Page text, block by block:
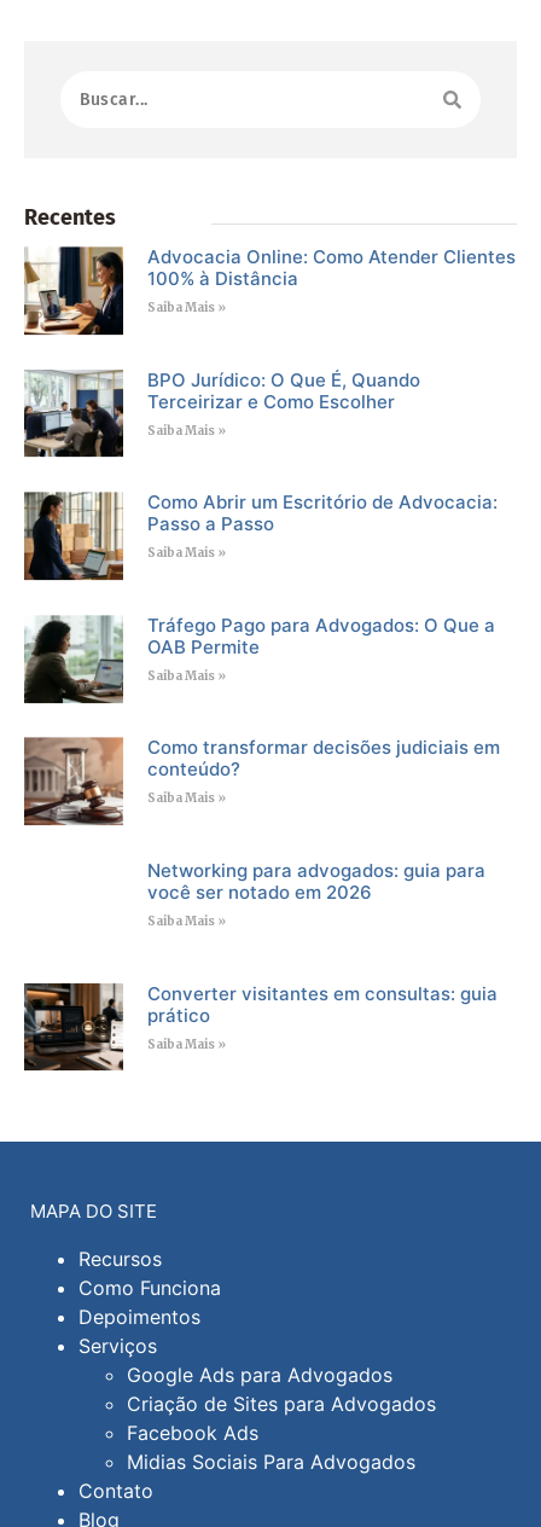
Recentes
Advocacia Online: Como Atender Clientes
100% à Distância
Saiba Mais »
BPO Jurídico: O Que É, Quando
Terceirizar e Como Escolher
Saiba Mais »
Como Abrir um Escritório de Advocacia:
Passo a Passo
Saiba Mais »
Tráfego Pago para Advogados: O Que a
OAB Permite
Saiba Mais »
Como transformar decisões judiciais em
conteúdo?
Saiba Mais »
Networking para advogados: guia para
você ser notado em 2026
Saiba Mais »
Converter visitantes em consultas: guia
prático
Saiba Mais »
MAPA DO SITE
Recursos
Como Funciona
Depoimentos
Serviços
Google Ads para Advogados
Criação de Sites para Advogados
Facebook Ads
Midias Sociais Para Advogados
Contato
Blog